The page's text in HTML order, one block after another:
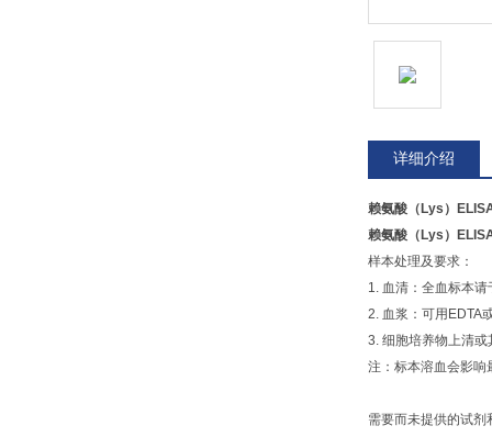
详细介绍
赖氨酸（Lys）
赖氨酸（Lys）
样本处理及要求：
1. 血清：全血标本
2. 血浆：可用EDTA
3. 细胞培养物上清
注：标本溶血会影响
需要而未提供的试剂